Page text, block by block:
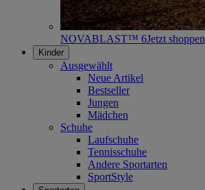
NOVABLAST™ 6Jetzt shoppen
Kinder
Ausgewählt
Neue Artikel
Bestseller
Jungen
Mädchen
Schuhe
Laufschuhe
Tennisschuhe
Andere Sportarten
SportStyle